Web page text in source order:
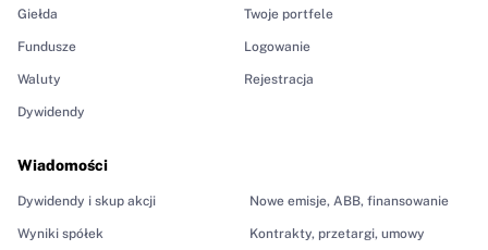
Giełda
Fundusze
Waluty
Dywidendy
Wiadomości
Dywidendy i skup akcji
Wyniki spółek
Nowe emisje, ABB, finansowanie
Kontrakty, przetargi, umowy
Twoje portfele
Logowanie
Rejestracja